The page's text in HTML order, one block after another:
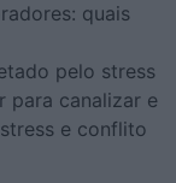
quais
pelo stress
para canalizar e
e conflito